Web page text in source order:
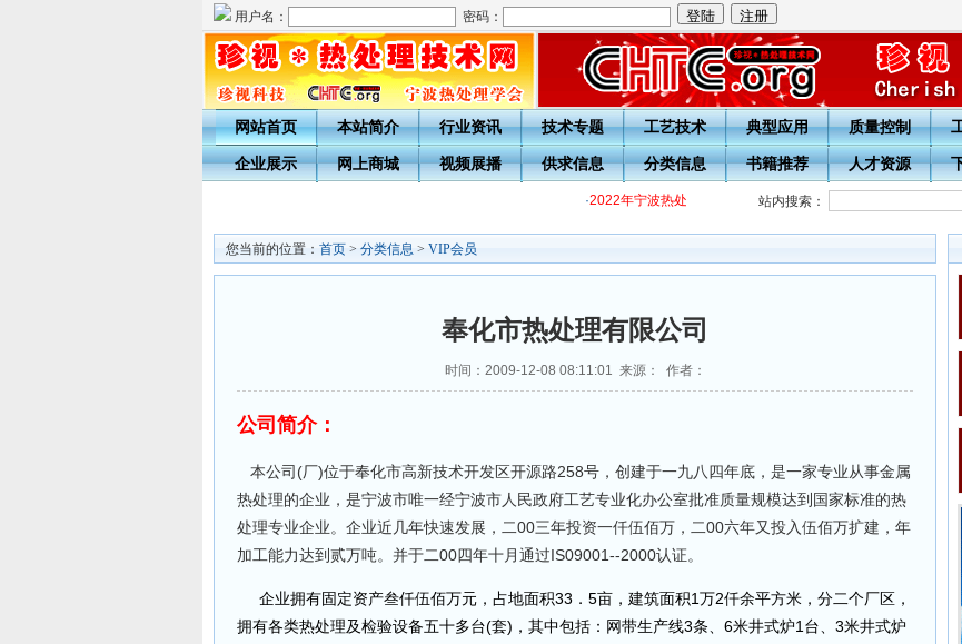
用户名： 密码：
网站首页 本站简介 行业资讯 技术专题 工艺技术 典型应用 质量控制
企业展示 网上商城 视频展播 供求信息 分类信息 书籍推荐 人才资源
2022年宁波热处理学会各级热处理工培训通知 关于开展20
站内搜索：
您当前的位置： 首页 > 分类信息 > VIP会员
奉化市热处理有限公司
时间：2009-12-08 08:11:01 来源： 作者：
公司简介：
本公司(厂)位于奉化市高新技术开发区开源路258号，创建于一九八四年底，是一家专业从事金属
热处理的企业，是宁波市唯一经宁波市人民政府工艺专业化办公室批准质量规模达到国家标准的热
处理专业企业。企业近几年快速发展，二00三年投资一仟伍佰万，二00六年又投入伍佰万扩建，年
加工能力达到贰万吨。并于二00四年十月通过IS09001--2000认证。
企业拥有固定资产叁仟伍佰万元，占地面积33．5亩，建筑面积1万2仟余平方米，分二个厂区，
拥有各类热处理及检验设备五十多台(套)，其中包括：网带生产线3条、6米井式炉1台、3米井式炉